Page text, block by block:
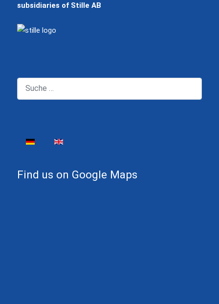
subsidiaries of Stille AB
Suchen
Find us on Google Maps